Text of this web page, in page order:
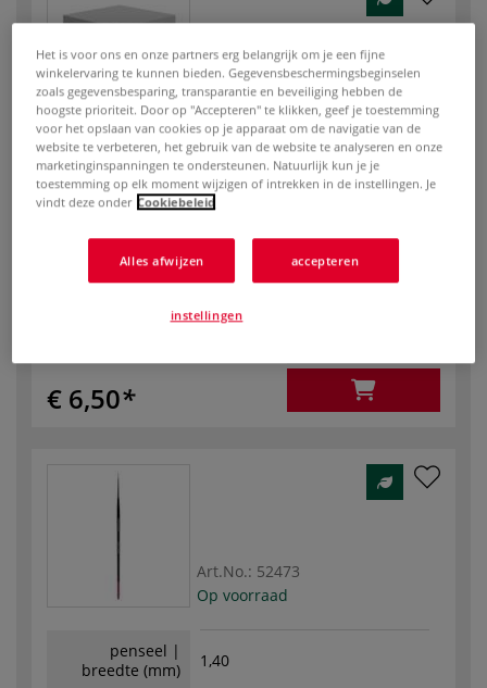
Art.No.:52485
Op voorraad
penseel |
breedte (mm)
1,00
breedte (mm)
1,00
aantal penselen , los
€ 6,50
Art.No.: 52473
Op voorraad
penseel |
breedte (mm)
1,40
Het is voor ons en onze partners erg belangrijk om je een fijne
winkelervaring te kunnen bieden. Gegevensbeschermingsbeginselen
zoals gegevensbesparing, transparantie en beveiliging hebben de
hoogste prioriteit. Door op "Accepteren" te klikken, geef je toestemming
voor het opslaan van cookies op je apparaat om de navigatie van de
website te verbeteren, het gebruik van de website te analyseren en onze
marketinginspanningen te ondersteunen. Natuurlijk kun je je
toestemming op elk moment wijzigen of intrekken in de instellingen. Je
vindt deze onder Cookiebeleid
Alles afwijzen accepteren
instellingen